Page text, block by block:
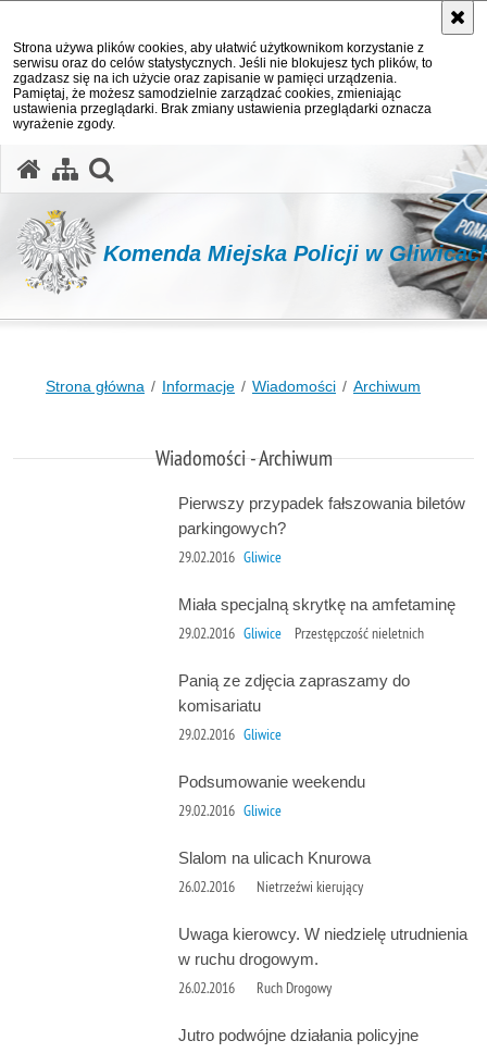
Strona używa plików cookies, aby ułatwić użytkownikom korzystanie z
serwisu oraz do celów statystycznych. Jeśli nie blokujesz tych plików, to
zgadzasz się na ich użycie oraz zapisanie w pamięci urządzenia.
Pamiętaj, że możesz samodzielnie zarządzać cookies, zmieniając
ustawienia przeglądarki. Brak zmiany ustawienia przeglądarki oznacza
wyrażenie zgody.
Komenda Miejska Policji w
Strona główna Informacje Wiadomości Archiwum
Wiadomości - Archiwum
Pierwszy przypadek fałszowania biletów
parkingowych?
29.02.2016 Gliwice
Miała specjalną skrytkę na amfetaminę
29.02.2016 Gliwice Przestępczość nieletnich
Panią ze zdjęcia zapraszamy do
komisariatu
29.02.2016 Gliwice
Podsumowanie weekendu
29.02.2016 Gliwice
Slalom na ulicach Knurowa
26.02.2016 Nietrzeźwi kierujący
Uwaga kierowcy. W niedzielę utrudnienia
w ruchu drogowym.
26.02.2016 Ruch Drogowy
Jutro podwójne działania policyjne